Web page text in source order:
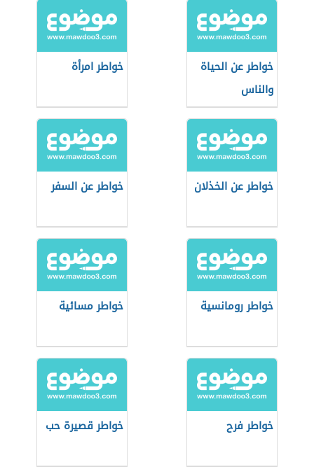
خواطر عن الحياة
والناس
خواطر امرأة
خواطر عن الخذلان خواطر عن السفر
خواطر رومانسية خواطر مسائية
خواطر فرح خواطر قصيرة حب